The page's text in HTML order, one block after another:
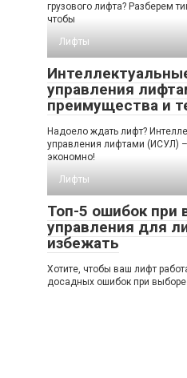
грузового лифта? Разберем
чтобы
Лифты
управления
преимущества и
Надоело ждать лифт?
управления лифтами (ИСУЛ)
экономно!
Лифты
Топ-5 ошибок при
управления для
избежать
Хотите, чтобы ваш лифт
досадных ошибок при